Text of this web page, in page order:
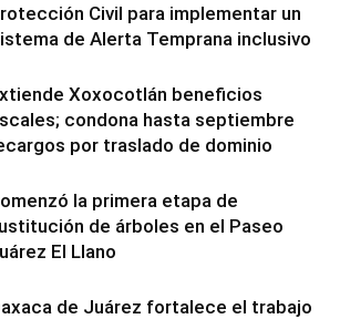
Civil para implementar un
de Alerta Temprana inclusivo
Xoxocotlán beneficios
condona hasta septiembre
por traslado de dominio
la primera etapa de
de árboles en el Paseo
El Llano
de Juárez fortalece el trabajo